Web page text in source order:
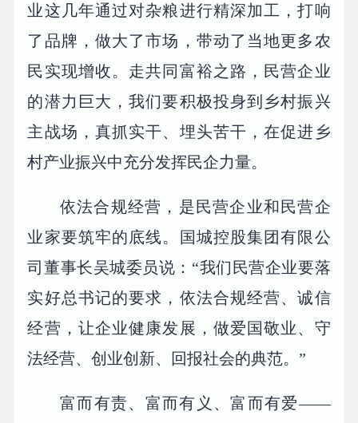
业这几年通过对杂粮进行精深加工，打响
了品牌，做大了市场，带动了当地更多农
民实现增收。走共同富裕之路，民营企业
的潜力巨大，我们要积极投身到乡村振兴
主战场，真抓实干、埋头苦干，在促进乡
村产业振兴中充分发挥民企力量。
依法合规经营，是民营企业和民营企
业家要筑牢的底线。国城控股集团有限公
司董事长吴城委员说：“我们民营企业要落
实好总书记的要求，依法合规经营、诚信
经营，让企业健康发展，做爱国敬业、守
法经营、创业创新、回报社会的典范。”
富而有责、富而有义、富而有爱——